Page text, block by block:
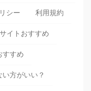
シー 利用規約
イトおすすめ
すすめ
方がいい？